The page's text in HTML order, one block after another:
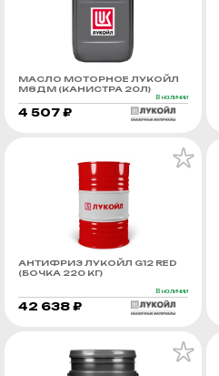
МАСЛО МОТОРНОЕ ЛУКОЙЛ
М8ДМ (КАНИСТРА 20Л)
В наличии
4 507 ₽
АНТИФРИЗ ЛУКОЙЛ G12 RED
(БОЧКА 220 КГ)
В наличии
42 638 ₽